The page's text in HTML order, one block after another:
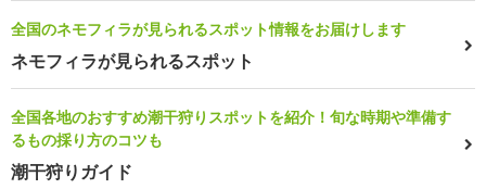
全国のネモフィラが見られるスポット情報をお届けします
ネモフィラが見られるスポット
全国各地のおすすめ潮干狩りスポットを紹介！旬な時期や準備す
るもの採り方のコツも
潮干狩りガイド